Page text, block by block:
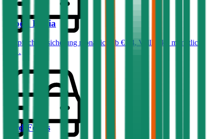
Skoda Fabia
Haftpflichtversicherung monatlich ab € 34, Vollkasko monatlich
ab …
Ford Focus